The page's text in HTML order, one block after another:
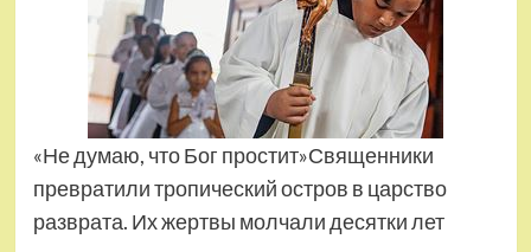
«Не думаю, что Бог простит»Священники
превратили тропический остров в царство
разврата. Их жертвы молчали десятки лет